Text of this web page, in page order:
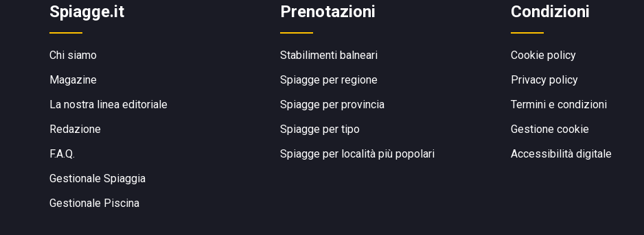
Spiagge.it
Chi siamo
Magazine
La nostra linea editoriale
Redazione
F.A.Q.
Gestionale Spiaggia
Gestionale Piscina
Prenotazioni
Stabilimenti balneari
Spiagge per regione
Spiagge per provincia
Spiagge per tipo
Spiagge per località più popolari
Condizioni
Cookie policy
Privacy policy
Termini e condizioni
Gestione cookie
Accessibilità digitale